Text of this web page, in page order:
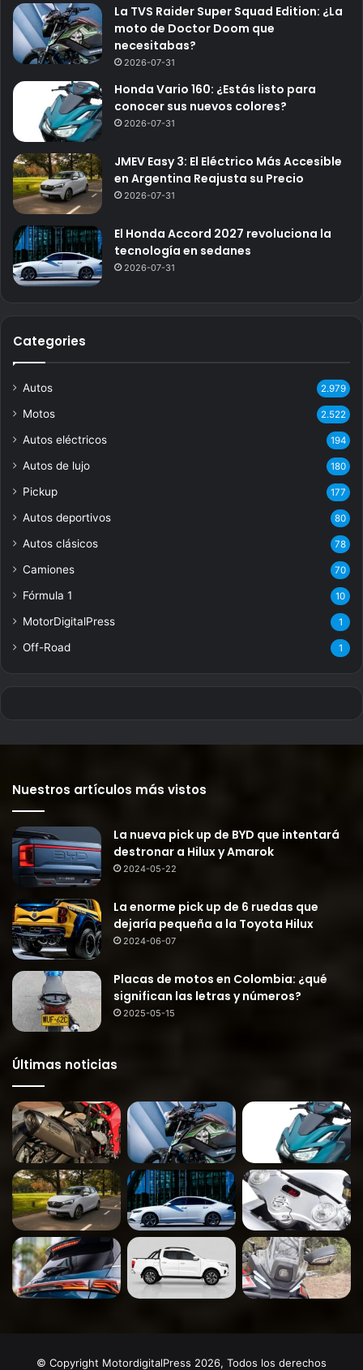
La TVS Raider Super Squad Edition: ¿La
moto de Doctor Doom que
necesitabas?
2026-07-31
Honda Vario 160: ¿Estás listo para
conocer sus nuevos colores?
2026-07-31
JMEV Easy 3: El Eléctrico Más Accesible
en Argentina Reajusta su Precio
2026-07-31
El Honda Accord 2027 revoluciona la
tecnología en sedanes
2026-07-31
Categories
Autos 2.979
Motos 2.522
Autos eléctricos 194
Autos de lujo 180
Pickup 177
Autos deportivos 80
Autos clásicos 78
Camiones 70
Fórmula 1 10
MotorDigitalPress 1
Off-Road 1
Nuestros artículos más vistos
La nueva pick up de BYD que intentará
destronar a Hilux y Amarok
2024-05-22
La enorme pick up de 6 ruedas que
dejaría pequeña a la Toyota Hilux
2024-06-07
Placas de motos en Colombia: ¿qué
significan las letras y números?
2025-05-15
Últimas noticias
© Copyright MotordigitalPress 2026, Todos los derechos